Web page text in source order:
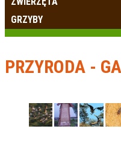
GRZYBY
PRZYRODA -